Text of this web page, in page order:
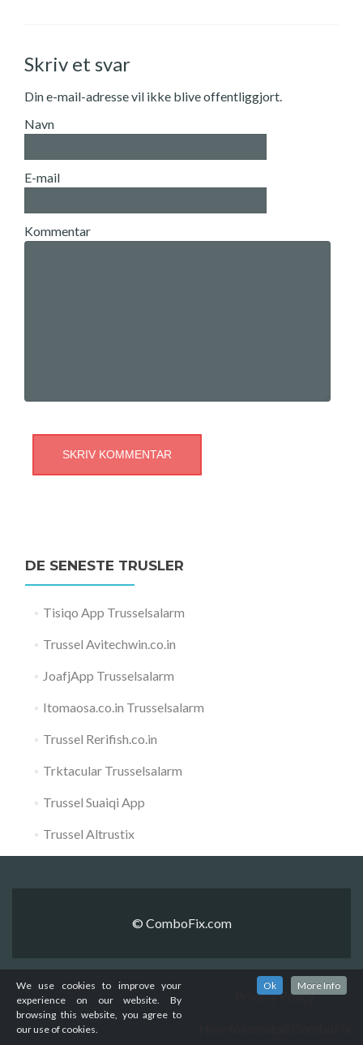
Skriv et svar
Din e-mail-adresse vil ikke blive offentliggjort.
Navn
E-mail
Kommentar
DE SENESTE TRUSLER
Tisiqo App Trusselsalarm
Trussel Avitechwin.co.in
JoafjApp Trusselsalarm
Itomaosa.co.in Trusselsalarm
Trussel Rerifish.co.in
Trktacular Trusselsalarm
Trussel Suaiqi App
Trussel Altrustix
© ComboFix.com
Privacy Policy
We use cookies to improve your
experience on our website. By
browsing this website, you agree to
our use of cookies.
Ok More Info